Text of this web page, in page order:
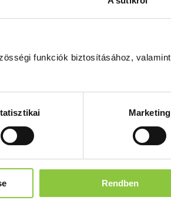
funkciók biztosításához, valamint
Marketing
Rendben